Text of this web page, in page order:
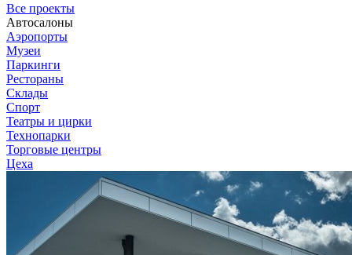
Все проекты
Автосалоны
Аэропорты
Музеи
Паркинги
Рестораны
Склады
Спорт
Театры и цирки
Технопарки
Торговые центры
Цеха